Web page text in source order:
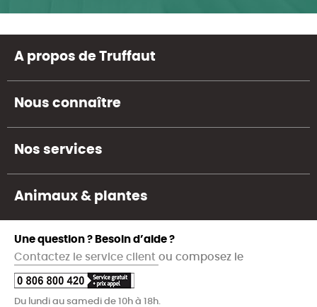
A propos de Truffaut
Nous connaître
Nos services
Animaux & plantes
Une question ? Besoin d’aide ?
Contactez le service client ou composez le
Du lundi au samedi de 10h à 18h.